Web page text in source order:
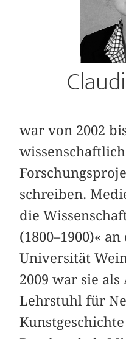
war von 2002
schreiben.
die
(1800–1900)«
Universität
2009 war sie
Lehrstuhl für